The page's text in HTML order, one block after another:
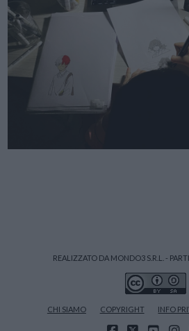
REALIZZATO DA MONDO3 S.R.L. -
CHI SIAMO COPYRIGHT INFO